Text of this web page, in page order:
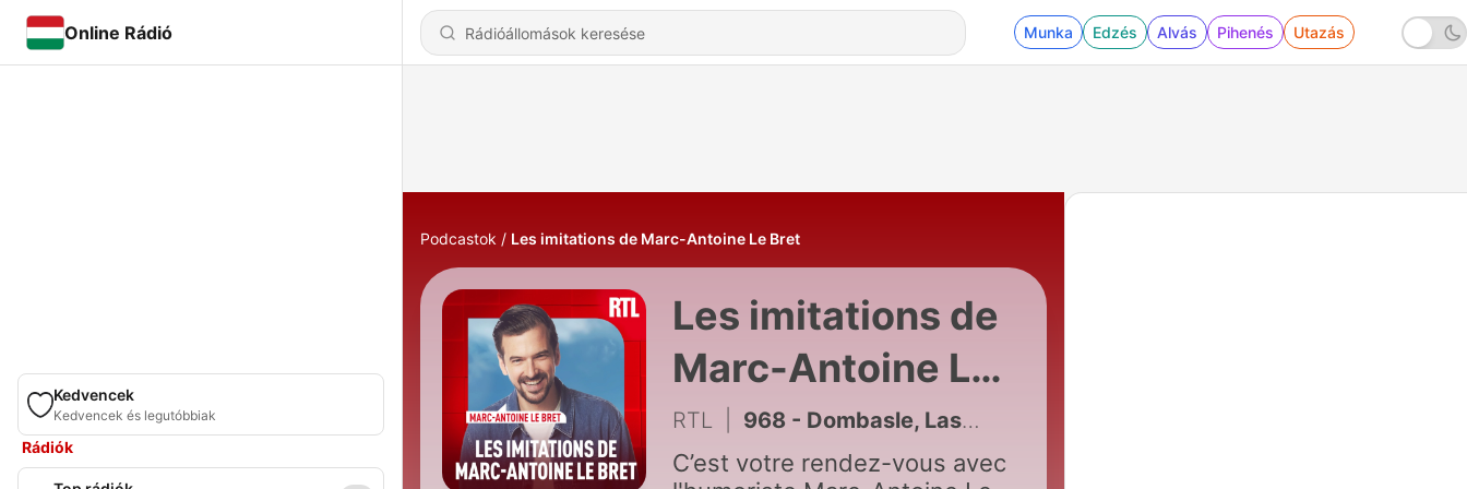
Online Rádió Munka Edzés Alvás Pihenés Utazás
Kedvencek
Kedvencek és legutóbbiak
Rádiók
Podcastok Les imitations de Marc-Antoine Le Bret
Les imitations de
Marc-Antoine Le
Bret - Hallgatás
Online
RTL 968 - Dombasle, Lassalle, de Villepin... L'actualité vue par Marc-Antoine Le Bret
C’est votre rendez-vous avec